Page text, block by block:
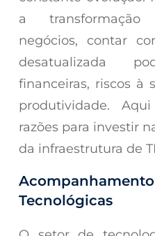
a
negócios, contar
desatualizada
financeiras, riscos à
produtividade.
razões para investir
da infraestrutura de
Tecnológicas